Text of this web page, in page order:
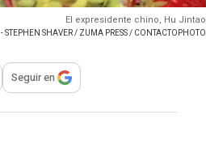
El expresidente chino, Hu Jintao
- STEPHEN SHAVER / ZUMA PRESS / CONTACTOPHOTO
para compartir
Seguir en